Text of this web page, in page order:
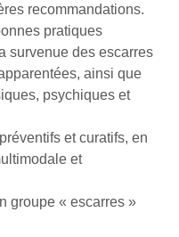
recommandations.
pratiques
survenue des escarres
ainsi que
psychiques et
et curatifs, en
et
groupe « escarres »